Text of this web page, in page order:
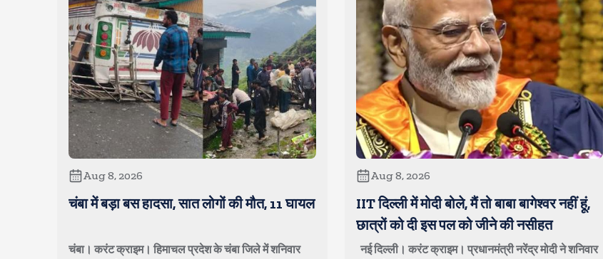
Aug 8, 2026
चंबा में बड़ा बस हादसा, सात लोगों की मौत, 11 घायल
चंबा। करंट क्राइम। हिमाचल प्रदेश के चंबा जिले में शनिवार
Aug 8, 2026
IIT दिल्ली में मोदी बोले, मैं तो बाबा बागेश्वर नहीं हूं,
छात्रों को दी इस पल को जीने की नसीहत
नई दिल्ली। करंट क्राइम। प्रधानमंत्री नरेंद्र मोदी ने शनिवार